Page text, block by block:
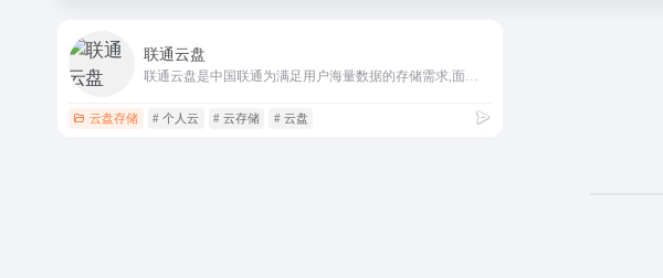
联通云盘
云盘存储 # 个人云 # 云存储 # 云盘